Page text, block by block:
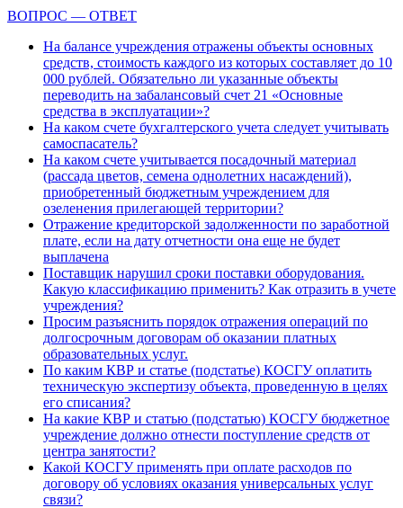
ВОПРОС — ОТВЕТ
На балансе учреждения отражены объекты основных
средств, стоимость каждого из которых составляет до 10
000 рублей. Обязательно ли указанные объекты
переводить на забалансовый счет 21 «Основные
средства в эксплуатации»?
На каком счете бухгалтерского учета следует учитывать
самоспасатель?
На каком счете учитывается посадочный материал
(рассада цветов, семена однолетних насаждений),
приобретенный бюджетным учреждением для
озеленения прилегающей территории?
Отражение кредиторской задолженности по заработной
плате, если на дату отчетности она еще не будет
выплачена
Поставщик нарушил сроки поставки оборудования.
Какую классификацию применить? Как отразить в учете
учреждения?
Просим разъяснить порядок отражения операций по
долгосрочным договорам об оказании платных
образовательных услуг.
По каким КВР и статье (подстатье) КОСГУ оплатить
техническую экспертизу объекта, проведенную в целях
его списания?
На какие КВР и статью (подстатью) КОСГУ бюджетное
учреждение должно отнести поступление средств от
центра занятости?
Какой КОСГУ применять при оплате расходов по
договору об условиях оказания универсальных услуг
связи?